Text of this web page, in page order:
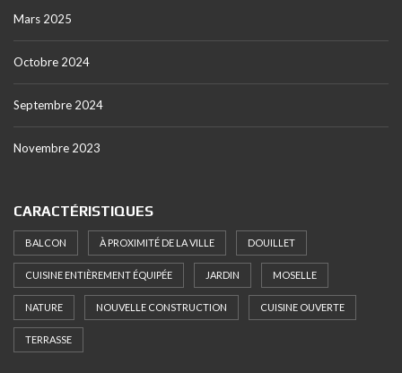
Mars 2025
Octobre 2024
Septembre 2024
Novembre 2023
CARACTÉRISTIQUES
BALCON À PROXIMITÉ DE LA VILLE DOUILLET
CUISINE ENTIÈREMENT ÉQUIPÉE JARDIN MOSELLE
NATURE NOUVELLE CONSTRUCTION CUISINE OUVERTE
TERRASSE